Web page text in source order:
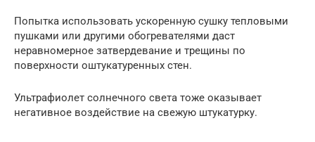
Попытка использовать ускоренную сушку тепловыми
пушками или другими обогревателями даст
неравномерное затвердевание и трещины по
поверхности оштукатуренных стен.
Ультрафиолет солнечного света тоже оказывает
негативное воздействие на свежую штукатурку.